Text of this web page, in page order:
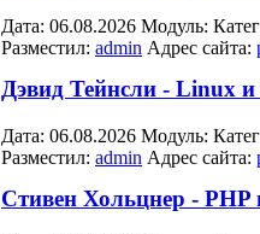
Дата: 06.08.2026 Модуль:
Разместил: admin Адрес сайта:
Дэвид Тейнсли - Linux
Дата: 06.08.2026 Модуль:
Разместил: admin Адрес сайта:
Стивен Хольцнер -